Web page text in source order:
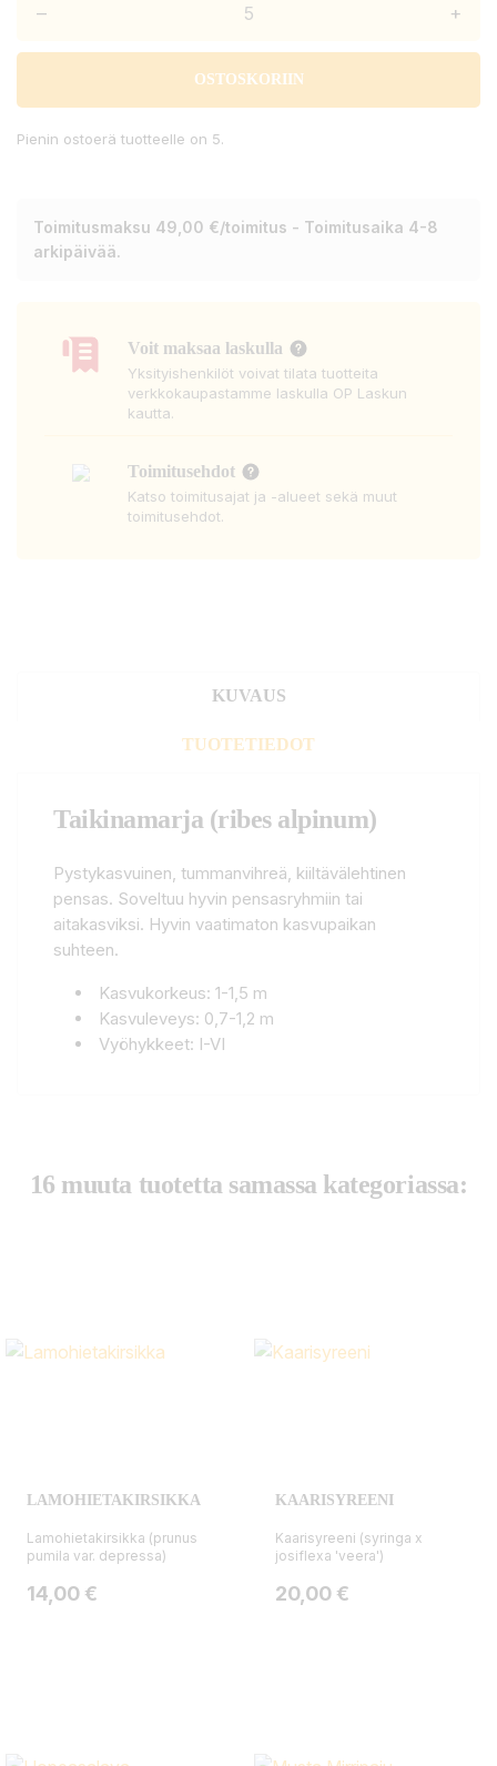
– +
OSTOSKORIIN
Pienin ostoerä tuotteelle on 5.
Toimitusmaksu 49,00 €/toimitus - Toimitusaika 4-8
arkipäivää.
Voit maksaa laskulla
Yksityishenkilöt voivat tilata tuotteita
verkkokaupastamme laskulla OP Laskun
kautta.
Toimitusehdot
Katso toimitusajat ja -alueet sekä muut
toimitusehdot.
KUVAUS
TUOTETIEDOT
Taikinamarja (ribes alpinum)
Pystykasvuinen, tummanvihreä, kiiltävälehtinen
pensas. Soveltuu hyvin pensasryhmiin tai
aitakasviksi. Hyvin vaatimaton kasvupaikan
suhteen.
Kasvukorkeus: 1-1,5 m
Kasvuleveys: 0,7-1,2 m
Vyöhykkeet: I-VI
16 muuta tuotetta samassa kategoriassa:
LAMOHIETAKIRSIKKA
Lamohietakirsikka (prunus
pumila var. depressa)
Hinta
14,00 €
KAARISYREENI
Kaarisyreeni (syringa x
josiflexa 'veera')
Hinta
20,00 €